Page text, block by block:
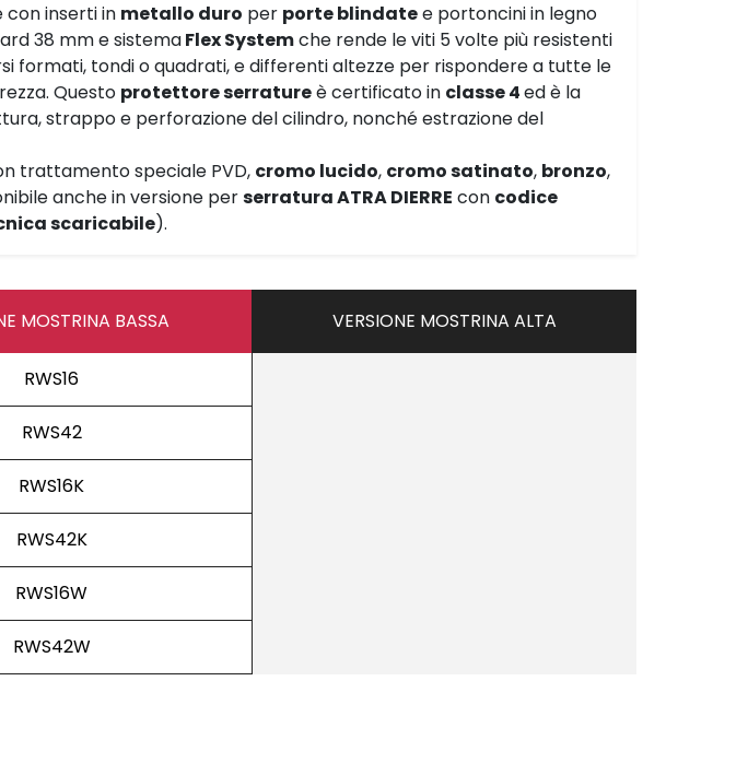
con inserti in metallo duro per porte blindatee portoncini in legno
38 mm e sistemaFlex Systemche rende le viti 5 volte più resistenti
formati, tondi o quadrati, e differenti altezze per rispondere a tutte le
Questo protettore serratureè certificato in classe 4ed è la
strappo e perforazione del cilindro, nonché estrazione del
trattamento speciale PVD, cromo lucido, cromo satinato, bronzo,
anche in versione perserratura ATRA DIERRE con codice
scaricabile).
MOSTRINA BASSA VERSIONE MOSTRINA ALTA
RWS16
RWS42
RWS16K
RWS42K
RWS16W
RWS42W